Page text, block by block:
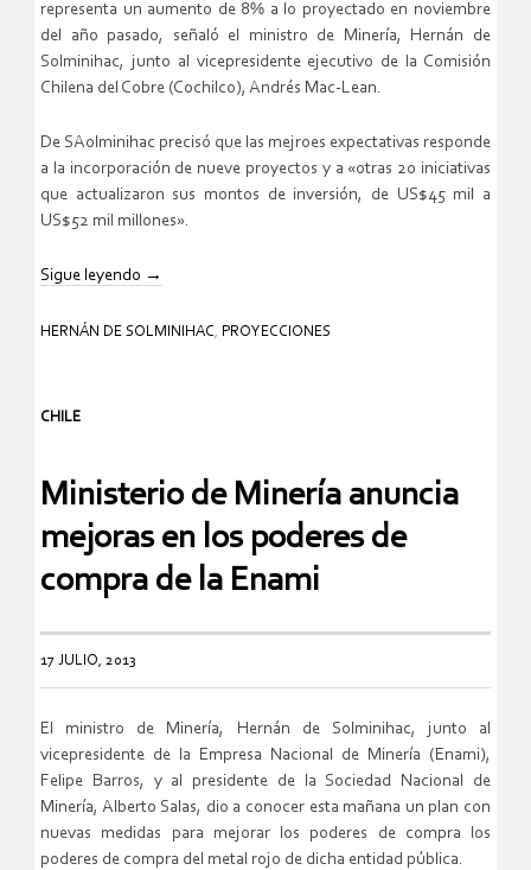
representa un aumento de 8% a lo proyectado en noviembre
del año pasado, señaló el ministro de Minería, Hernán de
Solminihac, junto al vicepresidente ejecutivo de la Comisión
Chilena del Cobre (Cochilco), Andrés Mac-Lean.
De SAolminihac precisó que las mejroes expectativas responde
a la incorporación de nueve proyectos y a «otras 20 iniciativas
que actualizaron sus montos de inversión, de US$45 mil a
US$52 mil millones».
Sigue leyendo →
HERNÁN DE SOLMINIHAC, PROYECCIONES
CHILE
Ministerio de Minería anuncia
mejoras en los poderes de
compra de la Enami
17 JULIO, 2013
El ministro de Minería, Hernán de Solminihac, junto al
vicepresidente de la Empresa Nacional de Minería (Enami),
Felipe Barros, y al presidente de la Sociedad Nacional de
Minería, Alberto Salas, dio a conocer esta mañana un plan con
nuevas medidas para mejorar los poderes de compra los
poderes de compra del metal rojo de dicha entidad pública.